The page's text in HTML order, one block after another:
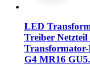
LED
Treiber
G4 MR16